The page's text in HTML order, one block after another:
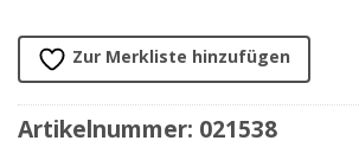
Zur Merkliste hinzufügen
Artikelnummer: 021538